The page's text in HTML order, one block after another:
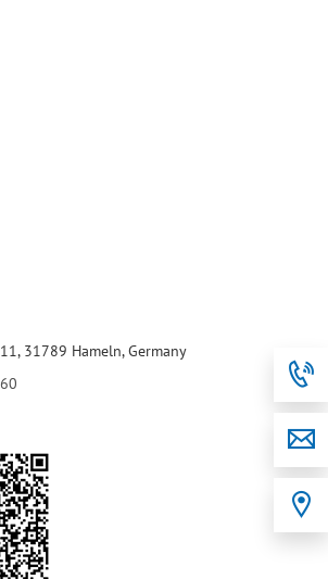
31789 Hameln, Germany